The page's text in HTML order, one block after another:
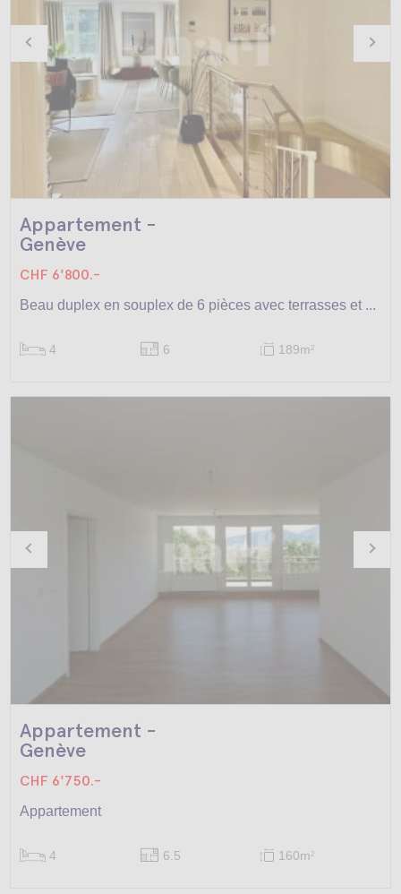
Appartement -
Genève
CHF 6'800.-
Beau duplex en souplex de 6 pièces avec terrasses et ...
4 6 189m2
Appartement -
Genève
CHF 6'750.-
Appartement
4 6.5 160m2